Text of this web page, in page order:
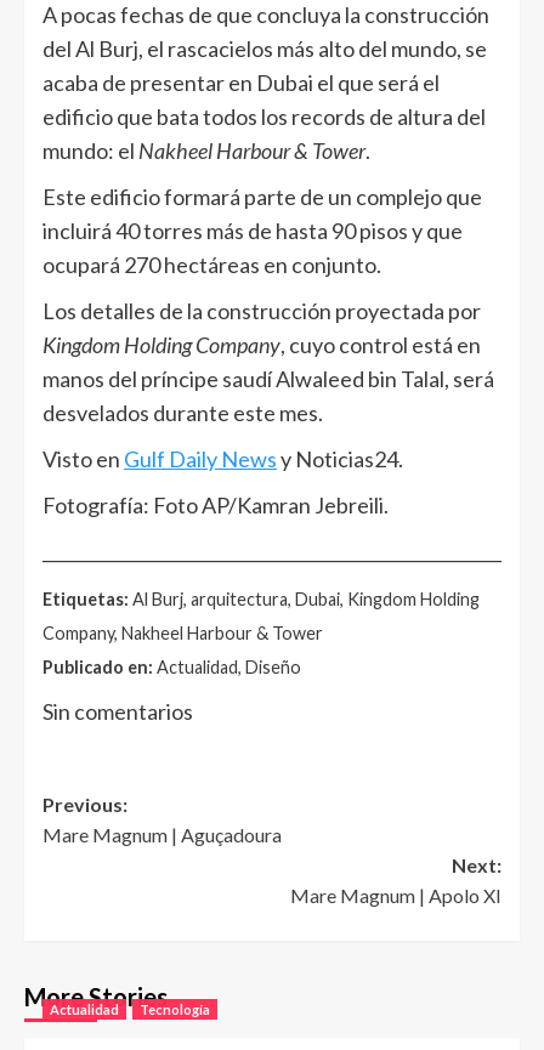
A pocas fechas de que concluya la construcción
del Al Burj, el rascacielos más alto del mundo, se
acaba de presentar en Dubai el que será el
edificio que bata todos los records de altura del
mundo: el Nakheel Harbour & Tower.
Este edificio formará parte de un complejo que
incluirá 40 torres más de hasta 90 pisos y que
ocupará 270 hectáreas en conjunto.
Los detalles de la construcción proyectada por
Kingdom Holding Company, cuyo control está en
manos del príncipe saudí Alwaleed bin Talal, será
desvelados durante este mes.
Visto en Gulf Daily Newsy Noticias24.
Fotografía: Foto AP/Kamran Jebreili.
Etiquetas: Al Burj, arquitectura, Dubai, Kingdom Holding
Company, Nakheel Harbour & Tower
Publicado en: Actualidad, Diseño
Sin comentarios
Post
navigation
Previous:
Mare Magnum | Aguçadoura
Next:
Mare Magnum | Apolo XI
More Stories
Actualidad Tecnología